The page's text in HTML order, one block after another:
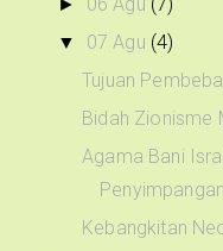
▼ 07 Agu (4)
Tujuan
Bidah Zionisme
Agama Bani
Kebangkitan